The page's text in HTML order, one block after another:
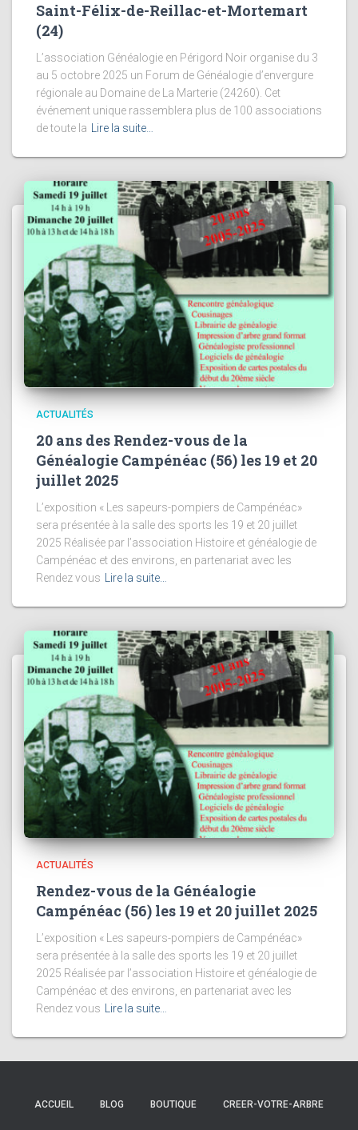
Saint-Félix-de-Reillac-et-Mortemart
(24)
L’association Généalogie en Périgord Noir organise du 3
au 5 octobre 2025 un Forum de Généalogie d’envergure
régionale au Domaine de La Marterie (24260). Cet
événement unique rassemblera plus de 100 associations
de toute la
Lire la suite…
ACTUALITÉS
20 ans des Rendez-vous de la
Généalogie Campénéac (56) les 19 et 20
juillet 2025
L’exposition « Les sapeurs-pompiers de Campénéac»
sera présentée à la salle des sports les 19 et 20 juillet
2025 Réalisée par l’association Histoire et généalogie de
Campénéac et des environs, en partenariat avec les
Rendez vous Lire la suite…
ACTUALITÉS
Rendez-vous de la Généalogie
Campénéac (56) les 19 et 20 juillet 2025
L’exposition « Les sapeurs-pompiers de Campénéac»
sera présentée à la salle des sports les 19 et 20 juillet
2025 Réalisée par l’association Histoire et généalogie de
Campénéac et des environs, en partenariat avec les
Rendez vous
Lire la suite…
ACCUEIL BLOG BOUTIQUE CREER-VOTRE-ARBRE